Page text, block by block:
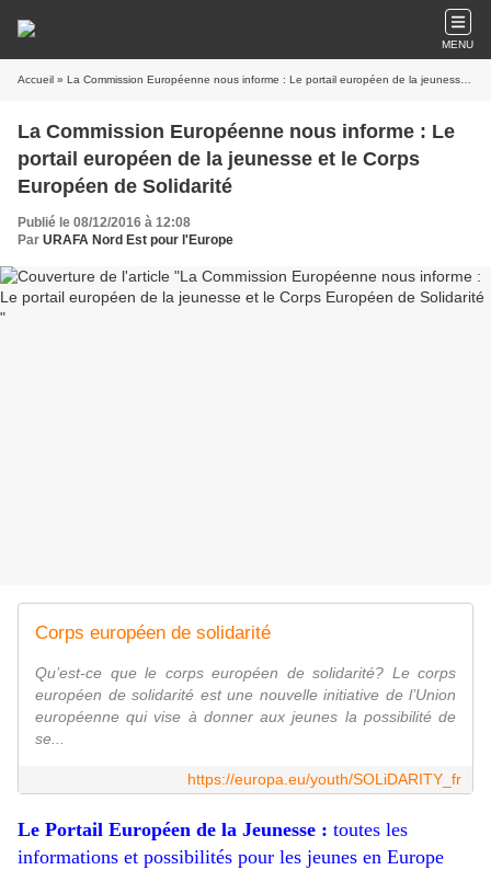
MENU
Accueil » La Commission Européenne nous informe : Le portail européen de la jeunesse et le Corps Européen de Solidarité
La Commission Européenne nous informe : Le
portail européen de la jeunesse et le Corps
Européen de Solidarité
Publié le 08/12/2016 à 12:08
Par URAFA Nord Est pour l'Europe
Corps européen de solidarité
Qu’est-ce que le corps européen de solidarité? Le corps
européen de solidarité est une nouvelle initiative de l’Union
européenne qui vise à donner aux jeunes la possibilité de
se...
https://europa.eu/youth/SOLiDARITY_fr
Le Portail Européen de la Jeunesse : toutes les
informations et possibilités pour les jeunes en Europe